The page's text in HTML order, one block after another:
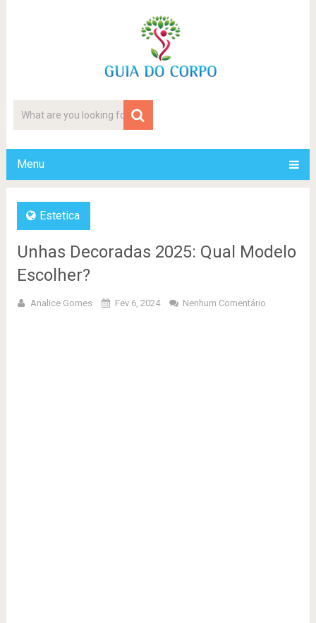
Menu
Estetica
Unhas Decoradas 2025: Qual Modelo
Escolher?
Analice Gomes Fev 6, 2024 Nenhum Comentário